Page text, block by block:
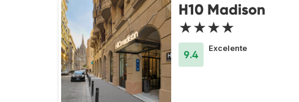
H10 Madison
★★★★
9.4
Excelente